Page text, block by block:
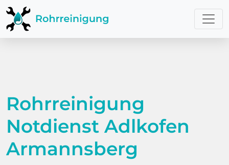
Rohrreinigung
Notdienst Adlkofen
Armannsberg